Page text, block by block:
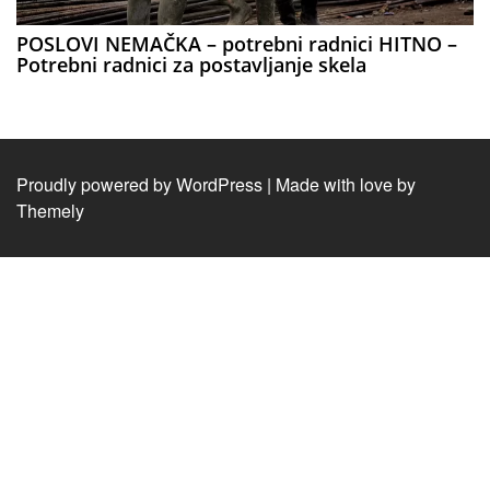
POSLOVI NEMAČKA – potrebni radnici HITNO –
Potrebni radnici za postavljanje skela
Proudly powered by WordPress | Made with love by
Themely